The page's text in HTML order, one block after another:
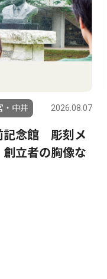
・中井 2026.08.07
記念館 彫刻メ
立者の胸像な